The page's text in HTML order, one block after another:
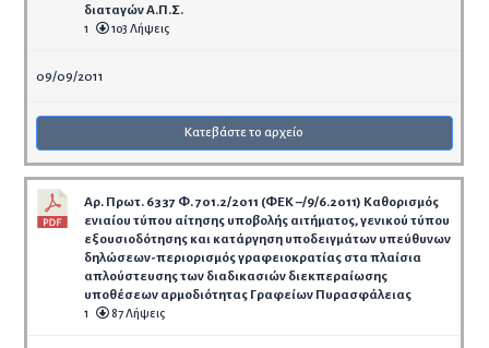
διαταγών Α.Π.Σ.
1 103 Λήψεις
09/09/2011
Κατεβάστε το αρχείο
Αρ. Πρωτ. 6337 Φ. 701.2/2011 (ΦΕΚ –/9/6.2011) Καθορισμός
ενιαίου τύπου αίτησης υποβολής αιτήματος, γενικού τύπου
εξουσιοδότησης και κατάργηση υποδειγμάτων υπεύθυνων
δηλώσεων-περιορισμός γραφειοκρατίας στα πλαίσια
απλούστευσης των διαδικασιών διεκπεραίωσης
υποθέσεων αρμοδιότητας Γραφείων Πυρασφάλειας
1 87 Λήψεις